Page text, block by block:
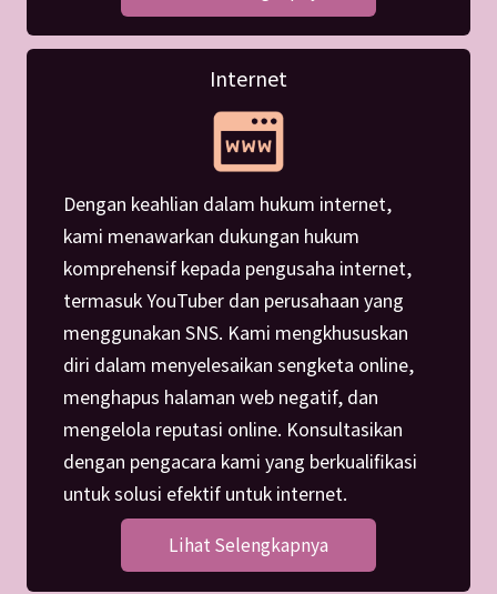
Internet
Dengan keahlian dalam hukum internet,
kami menawarkan dukungan hukum
komprehensif kepada pengusaha internet,
termasuk YouTuber dan perusahaan yang
menggunakan SNS. Kami mengkhususkan
diri dalam menyelesaikan sengketa online,
menghapus halaman web negatif, dan
mengelola reputasi online. Konsultasikan
dengan pengacara kami yang berkualifikasi
untuk solusi efektif untuk internet.
Lihat Selengkapnya